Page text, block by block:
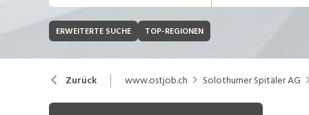
JOB-TYP
Festanstellung
Freelance
Bank, Versicherung
Chemie, Pharma, Biotechnologie
ERWEITERTE SUCHE TOP-REGIONEN
Zurück www.ostjob.ch Solothurner Spitäler AG